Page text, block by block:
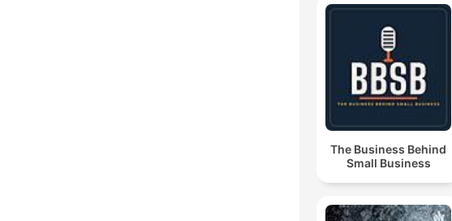
The Business Behind
Small Business